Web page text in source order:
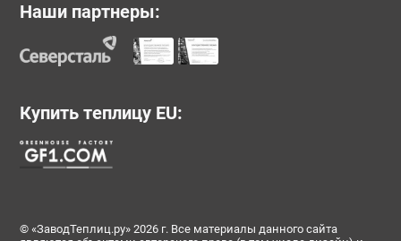
Наши партнеры:
Купить теплицу EU:
© «ЗаводТеплиц.ру» 2026 г. Все материалы данного сайта